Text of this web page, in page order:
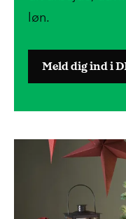
løn.
Meld dig ind i